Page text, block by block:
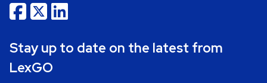
Stay up to date on the latest from
LexGO